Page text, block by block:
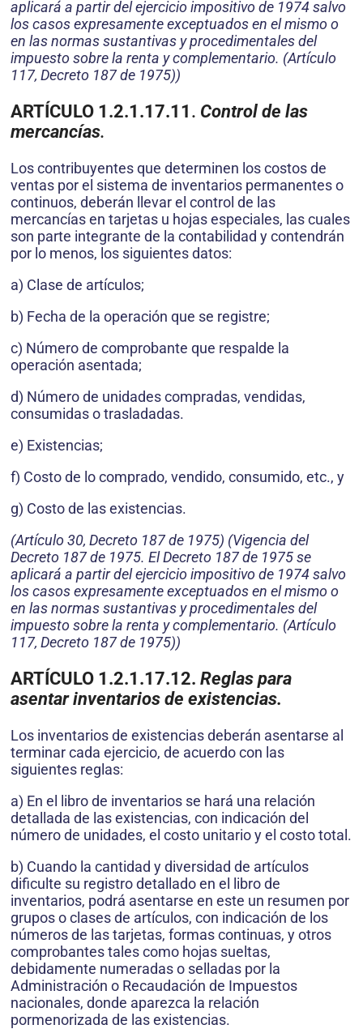
aplicará a partir del ejercicio impositivo de 1974 salvo
los casos expresamente exceptuados en el mismo o
en las normas sustantivas y procedimentales del
impuesto sobre la renta y complementario. (Artículo
117, Decreto 187 de 1975))
ARTÍCULO 1.2.1.17.11 . Control de las
mercancías.
Los contribuyentes que determinen los costos de
ventas por el sistema de inventarios permanentes o
continuos, deberán llevar el control de las
mercancías en tarjetas u hojas especiales, las cuales
son parte integrante de la contabilidad y contendrán
por lo menos, los siguientes datos:
a) Clase de artículos;
b) Fecha de la operación que se registre;
c) Número de comprobante que respalde la
operación asentada;
d) Número de unidades compradas, vendidas,
consumidas o trasladadas.
e) Existencias;
f) Costo de lo comprado, vendido, consumido, etc., y
g) Costo de las existencias.
(Artículo 30, Decreto 187 de 1975) (Vigencia del
Decreto 187 de 1975. El Decreto 187 de 1975 se
aplicará a partir del ejercicio impositivo de 1974 salvo
los casos expresamente exceptuados en el mismo o
en las normas sustantivas y procedimentales del
impuesto sobre la renta y complementario. (Artículo
117, Decreto 187 de 1975))
ARTÍCULO 1.2.1.17.12. Reglas para
asentar inventarios de existencias.
Los inventarios de existencias deberán asentarse al
terminar cada ejercicio, de acuerdo con las
siguientes reglas:
a) En el libro de inventarios se hará una relación
detallada de las existencias, con indicación del
número de unidades, el costo unitario y el costo total.
b) Cuando la cantidad y diversidad de artículos
dificulte su registro detallado en el libro de
inventarios, podrá asentarse en este un resumen por
grupos o clases de artículos, con indicación de los
números de las tarjetas, formas continuas, y otros
comprobantes tales como hojas sueltas,
debidamente numeradas o selladas por la
Administración o Recaudación de Impuestos
nacionales, donde aparezca la relación
pormenorizada de las existencias.